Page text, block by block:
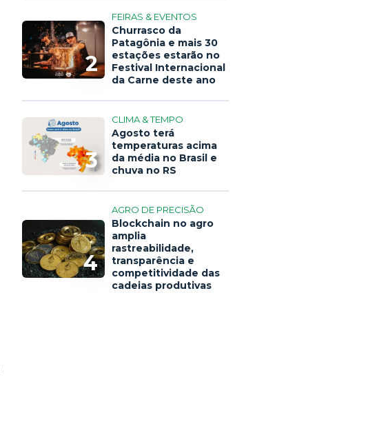
2
FEIRAS & EVENTOS
Churrasco da
Patagônia e mais 30
estações estarão no
Festival Internacional
da Carne deste ano
3
CLIMA & TEMPO
Agosto terá
temperaturas acima
da média no Brasil e
chuva no RS
4
AGRO DE PRECISÃO
Blockchain no agro
amplia
rastreabilidade,
transparência e
competitividade das
cadeias produtivas